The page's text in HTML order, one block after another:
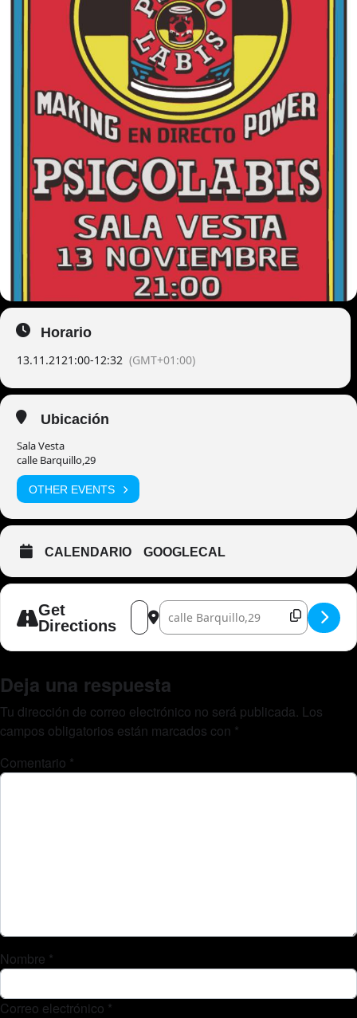
Horario
13.11.2121:00-12:32 (GMT+01:00)
Ubicación
Sala Vesta
calle Barquillo,29
OTHER EVENTS
CALENDARIO GOOGLECAL
Get
Directions
Address - Psicolabis [6HExYO7c2]
Destination Address - Psicolabis
Deja una respuesta
Tu dirección de correo electrónico no será publicada. Los
campos obligatorios están marcados con *
Comentario *
Nombre *
Correo electrónico *